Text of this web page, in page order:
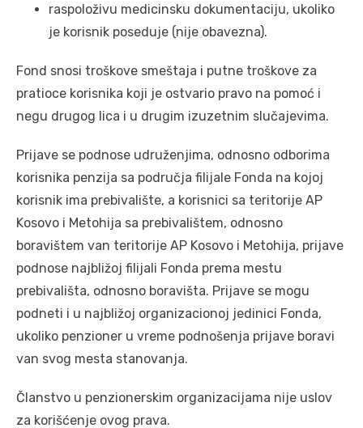
raspoloživu medicinsku dokumentaciju, ukoliko
je korisnik poseduje (nije obavezna).
Fond snosi troškove smeštaja i putne troškove za
pratioce korisnika koji je ostvario pravo na pomoć i
negu drugog lica i u drugim izuzetnim slučajevima.
Prijave se podnose udruženjima, odnosno odborima
korisnika penzija sa područja filijale Fonda na kojoj
korisnik ima prebivalište, a korisnici sa teritorije AP
Kosovo i Metohija sa prebivalištem, odnosno
boravištem van teritorije AP Kosovo i Metohija, prijave
podnose najbližoj filijali Fonda prema mestu
prebivališta, odnosno boravišta. Prijave se mogu
podneti i u najbližoj organizacionoj jedinici Fonda,
ukoliko penzioner u vreme podnošenja prijave boravi
van svog mesta stanovanja.
Članstvo u penzionerskim organizacijama nije uslov
za korišćenje ovog prava.